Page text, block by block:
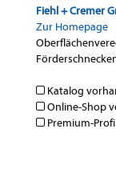
Fiehl + Cremer
Zur Homepage
Katalog
Online-Shop
Premium-